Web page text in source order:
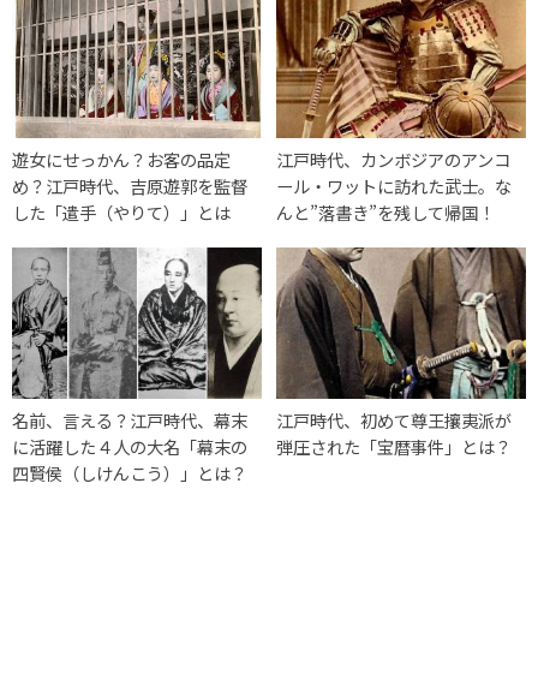
遊女にせっかん？お客の品定
め？江戸時代、吉原遊郭を監督
した「遣手（やりて）」とは
江戸時代、カンボジアのアンコ
ール・ワットに訪れた武士。な
んと”落書き”を残して帰国！
名前、言える？江戸時代、幕末
に活躍した４人の大名「幕末の
四賢侯（しけんこう）」とは？
江戸時代、初めて尊王攘夷派が
弾圧された「宝暦事件」とは？